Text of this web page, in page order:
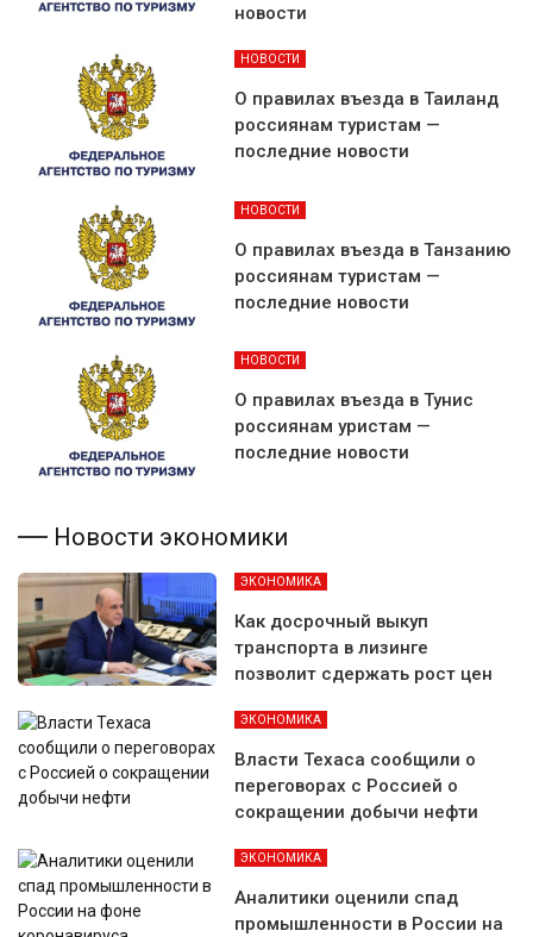
новости
НОВОСТИ
О правилах въезда в Таиланд
россиянам туристам —
последние новости
НОВОСТИ
О правилах въезда в Танзанию
россиянам туристам —
последние новости
НОВОСТИ
О правилах въезда в Тунис
россиянам уристам —
последние новости
Новости экономики
ЭКОНОМИКА
Как досрочный выкуп
транспорта в лизинге
позволит сдержать рост цен
ЭКОНОМИКА
Власти Техаса сообщили о
переговорах с Россией о
сокращении добычи нефти
ЭКОНОМИКА
Аналитики оценили спад
промышленности в России на